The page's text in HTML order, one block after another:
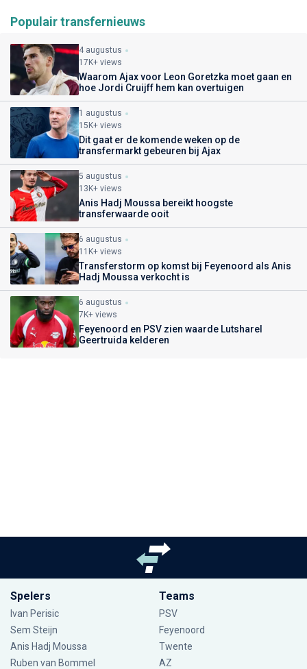
Populair transfernieuws
4 augustus
17K+ views
Waarom Ajax voor Leon Goretzka moet gaan en
hoe Jordi Cruijff hem kan overtuigen
1 augustus
15K+ views
Dit gaat er de komende weken op de
transfermarkt gebeuren bij Ajax
5 augustus
13K+ views
Anis Hadj Moussa bereikt hoogste
transferwaarde ooit
6 augustus
11K+ views
Transferstorm op komst bij Feyenoord als Anis
Hadj Moussa verkocht is
6 augustus
7K+ views
Feyenoord en PSV zien waarde Lutsharel
Geertruida kelderen
Spelers
Ivan Perisic
Sem Steijn
Anis Hadj Moussa
Ruben van Bommel
Teams
PSV
Feyenoord
Twente
AZ